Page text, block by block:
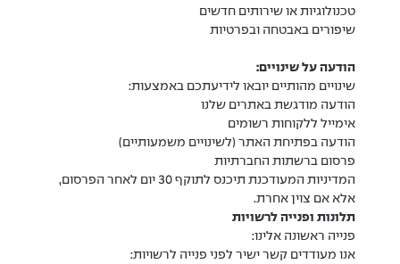
טכנולוגיות או שירותים חדשים
שיפורים באבטחה ובפרטיות
הודעה על שינויים:
שינויים מהותיים יובאו לידיעתכם באמצעות:
הודעה מודגשת באתרים שלנו
אימייל ללקוחות רשומים
הודעה בפתיחת האתר (לשינויים משמעותיים)
פרסום ברשתות החברתיות
המדיניות המעודכנת תיכנס לתוקף 30 יום לאחר הפרסום,
אלא אם צוין אחרת.
תלונות ופנייה לרשויות
פנייה ראשונה אלינו:
אנו מעודדים קשר ישיר לפני פנייה לרשויות: